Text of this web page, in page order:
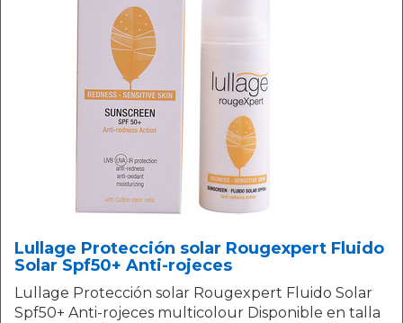
Lullage Protección solar Rougexpert Fluido
Solar Spf50+ Anti-rojeces
Lullage Protección solar Rougexpert Fluido Solar
Spf50+ Anti-rojeces multicolour Disponible en talla